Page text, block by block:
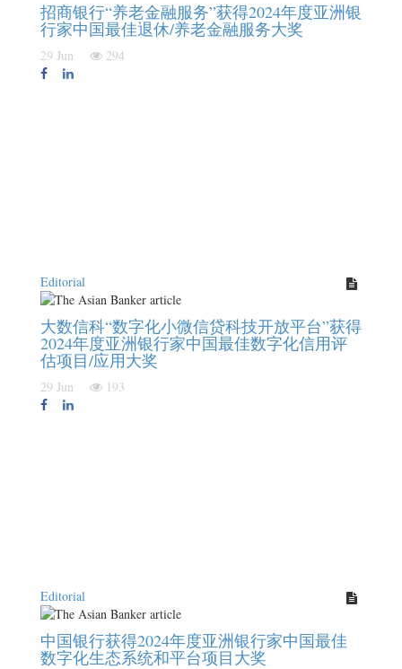
招商银行“养老金融服务”获得2024年度亚洲银
行家中国最佳退休/养⽼⾦融服务大奖
29 Jun 294
Editorial
大数信科“数字化小微信贷科技开放平台”获得
2024年度亚洲银行家中国最佳数字化信用评
估项目/应用大奖
29 Jun 193
Editorial
中国银行获得2024年度亚洲银行家中国最佳
数字化生态系统和平台项目大奖